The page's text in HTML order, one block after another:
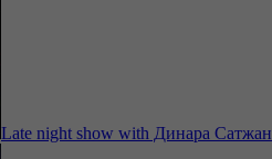
Late night show with Динара Сатжан